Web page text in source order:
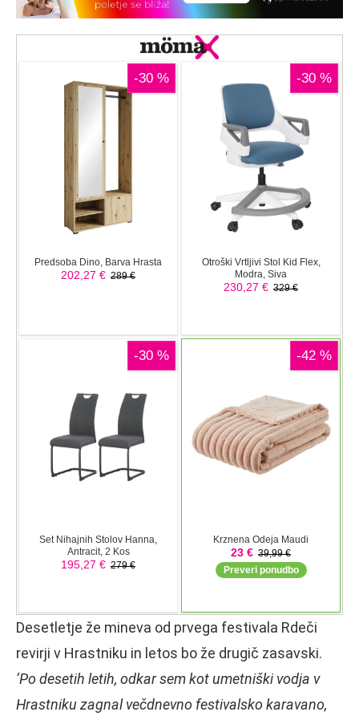
Desetletje že mineva od prvega festivala Rdeči
revirji v Hrastniku in letos bo že drugič zasavski.
‘Po desetih letih, odkar sem kot umetniški vodja v
Hrastniku zagnal večdnevno festivalsko karavano,